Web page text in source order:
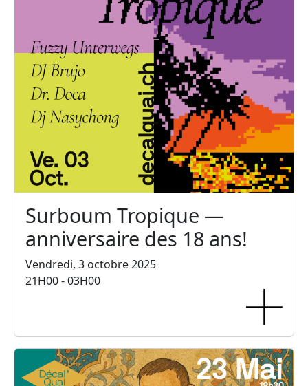
Surboum Tropique —
anniversaire des 18 ans!
Vendredi, 3 octobre 2025
21H00 - 03H00